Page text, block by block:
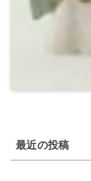
最近の投稿